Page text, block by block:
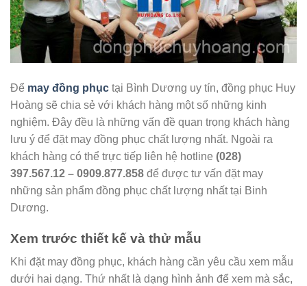
Để may đồng phục tại Bình Dương uy tín, đồng phục Huy
Hoàng sẽ chia sẻ với khách hàng một số những kinh
nghiệm. Đây đều là những vấn đề quan trọng khách hàng
lưu ý để đặt may đồng phục chất lượng nhất. Ngoài ra
khách hàng có thể trực tiếp liên hệ hotline (028)
397.567.12 – 0909.877.858 để được tư vấn đặt may
những sản phẩm đồng phục chất lượng nhất tại Binh
Dương.
Xem trước thiết kế và thử mẫu
Khi đặt may đồng phục, khách hàng cần yêu cầu xem mẫu
dưới hai dạng. Thứ nhất là dạng hình ảnh để xem mà sắc,